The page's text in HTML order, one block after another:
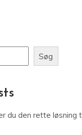
Søg
du den rette løsning